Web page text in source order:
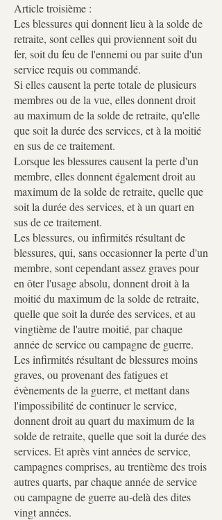
Article troisième :
Les blessures qui donnent lieu à la solde de
retraite, sont celles qui proviennent soit du
fer, soit du feu de l'ennemi ou par suite d'un
service requis ou commandé.
Si elles causent la perte totale de plusieurs
membres ou de la vue, elles donnent droit
au maximum de la solde de retraite, qu'elle
que soit la durée des services, et à la moitié
en sus de ce traitement.
Lorsque les blessures causent la perte d'un
membre, elles donnent également droit au
maximum de la solde de retraite, quelle que
soit la durée des services, et à un quart en
sus de ce traitement.
Les blessures, ou infirmités résultant de
blessures, qui, sans occasionner la perte d'un
membre, sont cependant assez graves pour
en ôter l'usage absolu, donnent droit à la
moitié du maximum de la solde de retraite,
quelle que soit la durée des services, et au
vingtième de l'autre moitié, par chaque
année de service ou campagne de guerre.
Les infirmités résultant de blessures moins
graves, ou provenant des fatigues et
évènements de la guerre, et mettant dans
l'impossibilité de continuer le service,
donnent droit au quart du maximum de la
solde de retraite, quelle que soit la durée des
services. Et après vint années de service,
campagnes comprises, au trentième des trois
autres quarts, par chaque année de service
ou campagne de guerre au-delà des dites
vingt années.